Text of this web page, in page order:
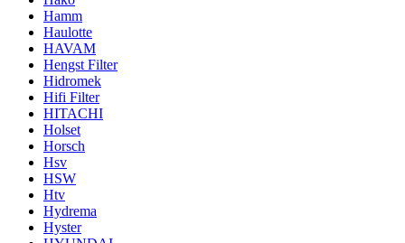
Hamm
Haulotte
HAVAM
Hengst Filter
Hidromek
Hifi Filter
HITACHI
Holset
Horsch
Hsv
HSW
Htv
Hydrema
Hyster